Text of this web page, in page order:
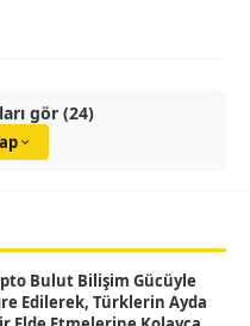
gör (24)
Bulut Bilişim Gücüyle
Edilerek, Türklerin Ayda